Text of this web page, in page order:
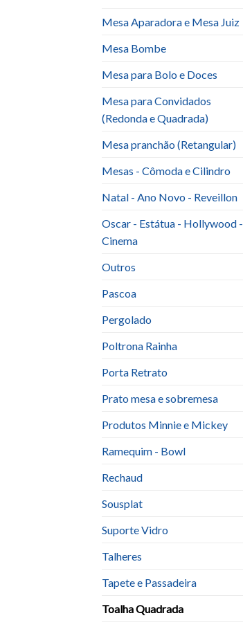
Mesa Aparadora e Mesa Juiz
Mesa Bombe
Mesa para Bolo e Doces
Mesa para Convidados
(Redonda e Quadrada)
Mesa pranchão (Retangular)
Mesas - Cômoda e Cilindro
Natal - Ano Novo - Reveillon
Oscar - Estátua - Hollywood -
Cinema
Outros
Pascoa
Pergolado
Poltrona Rainha
Porta Retrato
Prato mesa e sobremesa
Produtos Minnie e Mickey
Ramequim - Bowl
Rechaud
Sousplat
Suporte Vidro
Talheres
Tapete e Passadeira
Toalha Quadrada